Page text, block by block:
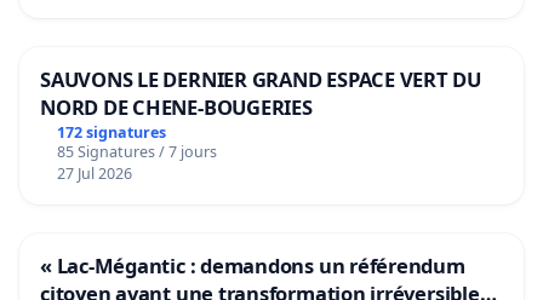
SAUVONS LE DERNIER GRAND ESPACE VERT DU
NORD DE CHENE-BOUGERIES
172 signatures
85 Signatures / 7 jours
27 Jul 2026
« Lac-Mégantic : demandons un référendum
citoyen avant une transformation irréversible